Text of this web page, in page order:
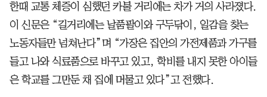
한때 교통 체증이 심했던 카불 거리에는 차가 거의 사라졌다.
이 신문은 “길거리에는 날품팔이와 구두닦이, 일감을 찾는
노동자들만 넘쳐난다”며 “가장은 집안의 가전제품과 가구를
들고 나와 식료품으로 바꾸고 있고, 학비를 내지 못한 아이들
은 학교를 그만둔 채 집에 머물고 있다”고 전했다.